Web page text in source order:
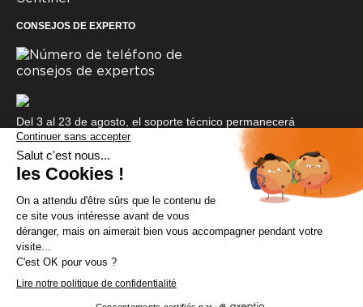
CONSEJOS DE EXPERTO
Del 3 al 23 de agosto, el soporte técnico permanecerá
cerrado. Gracias por tu comprensión.
© SCS Sentinel 2025
Menciones legales
Política de confidencialidad